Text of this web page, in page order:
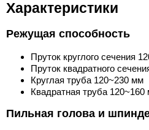
Характеристики
Режущая способность
Пруток круглого сечения
Пруток квадратного
Круглая труба 120~230 мм
Квадратная труба 120~160
Пильная голова и